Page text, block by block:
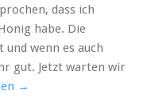
dass ich
habe. Die
wenn es auch
gut. Jetzt warten wir
→